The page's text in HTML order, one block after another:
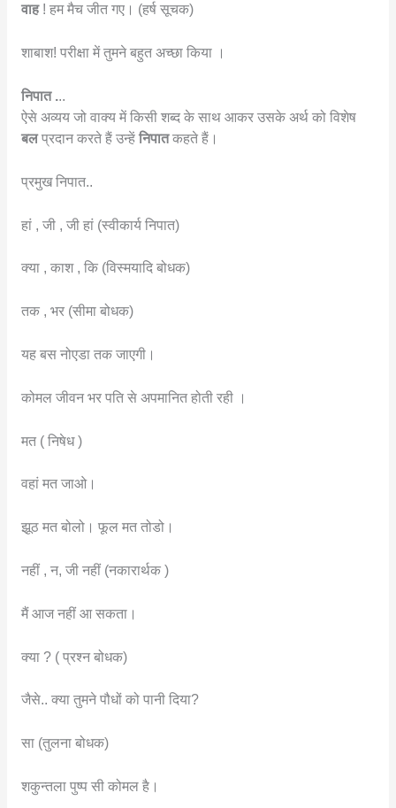
वाह ! हम मैच जीत गए। (हर्ष सूचक)
शाबाश! परीक्षा में तुमने बहुत अच्छा किया ।
निपात ...
ऐसे अव्यय जो वाक्य में किसी शब्द के साथ आकर उसके अर्थ को विशेष
बलप्रदान करते हैं उन्हें निपातकहते हैं।
प्रमुख निपात..
हां , जी , जी हां (स्वीकार्य निपात)
क्या , काश , कि (विस्मयादि बोधक)
तक , भर (सीमा बोधक)
यह बस नोएडा तक जाएगी।
कोमल जीवन भर पति से अपमानित होती रही ।
मत ( निषेध )
वहां मत जाओ।
झूठ मत बोलो। फूल मत तोडो।
नहीं , न, जी नहीं (नकारार्थक )
मैं आज नहीं आ सकता।
क्या ? ( प्रश्न बोधक)
जैसे.. क्या तुमने पौधों को पानी दिया?
सा (तुलना बोधक)
शकुन्तला पुष्प सी कोमल है।